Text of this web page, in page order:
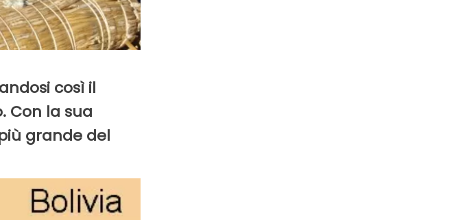
così il
Con la sua
grande del